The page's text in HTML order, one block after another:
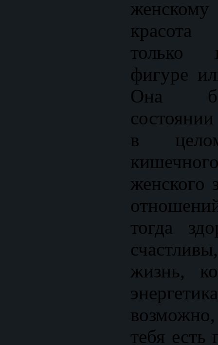
красота
только
фигуре
Она
в
женского
тогда
жизнь,
тебя есть